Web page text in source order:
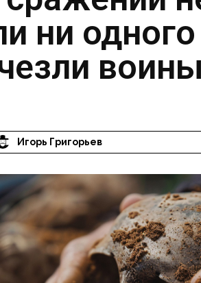
ни одного
Игорь Григорьев